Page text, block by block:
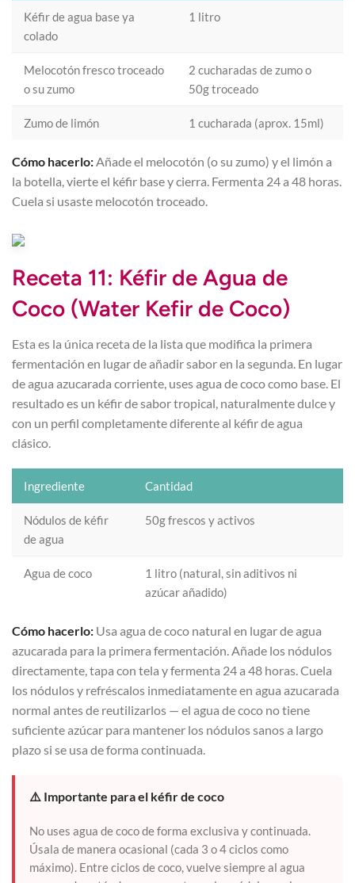
Kéfir de agua base ya
colado
1 litro
Melocotón fresco troceado
o su zumo
2 cucharadas de zumo o
50g troceado
Zumo de limón 1 cucharada (aprox. 15ml)
Cómo hacerlo: Añade el melocotón (o su zumo) y el limón a
la botella, vierte el kéfir base y cierra. Fermenta 24 a 48 horas.
Cuela si usaste melocotón troceado.
Receta 11: Kéfir de Agua de
Coco (Water Kefir de Coco)
Esta es la única receta de la lista que modifica la primera
fermentación en lugar de añadir sabor en la segunda. En lugar
de agua azucarada corriente, uses agua de coco como base. El
resultado es un kéfir de sabor tropical, naturalmente dulce y
con un perfil completamente diferente al kéfir de agua
clásico.
Ingrediente Cantidad
Nódulos de kéfir
de agua
50g frescos y activos
Agua de coco
1 litro (natural, sin aditivos ni
azúcar añadido)
Cómo hacerlo: Usa agua de coco natural en lugar de agua
azucarada para la primera fermentación. Añade los nódulos
directamente, tapa con tela y fermenta 24 a 48 horas. Cuela
los nódulos y refréscalos inmediatamente en agua azucarada
normal antes de reutilizarlos — el agua de coco no tiene
suficiente azúcar para mantener los nódulos sanos a largo
plazo si se usa de forma continuada.
⚠️ Importante para el kéfir de coco
No uses agua de coco de forma exclusiva y continuada.
Úsala de manera ocasional (cada 3 o 4 ciclos como
máximo). Entre ciclos de coco, vuelve siempre al agua